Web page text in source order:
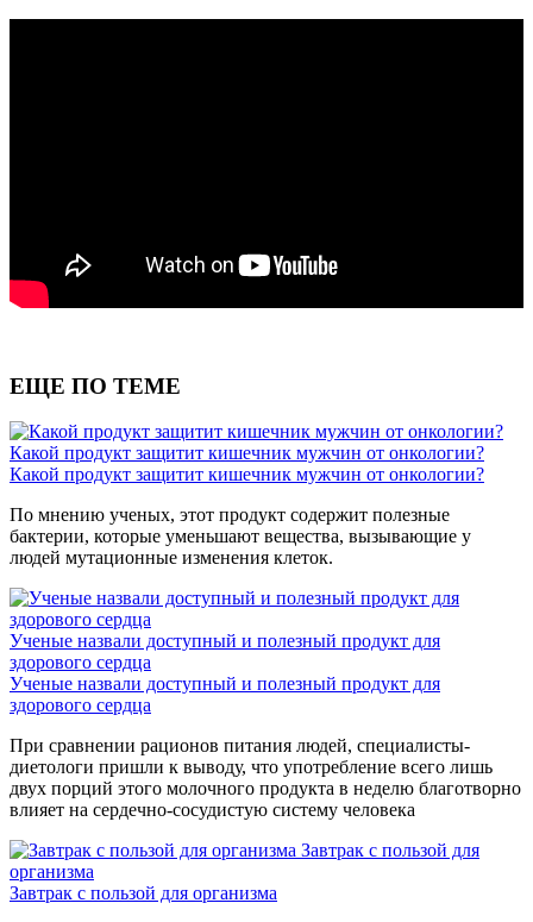
ЕЩЕ ПО ТЕМЕ
Какой продукт защитит кишечник мужчин от онкологии?
Какой продукт защитит кишечник мужчин от онкологии?
По мнению ученых, этот продукт содержит полезные
бактерии, которые уменьшают вещества, вызывающие у
людей мутационные изменения клеток.
Ученые назвали доступный и полезный продукт для
здорового сердца
Ученые назвали доступный и полезный продукт для
здорового сердца
При сравнении рационов питания людей, специалисты-
диетологи пришли к выводу, что употребление всего лишь
двух порций этого молочного продукта в неделю благотворно
влияет на сердечно-сосудистую систему человека
Завтрак с пользой для
организма
Завтрак с пользой для организма